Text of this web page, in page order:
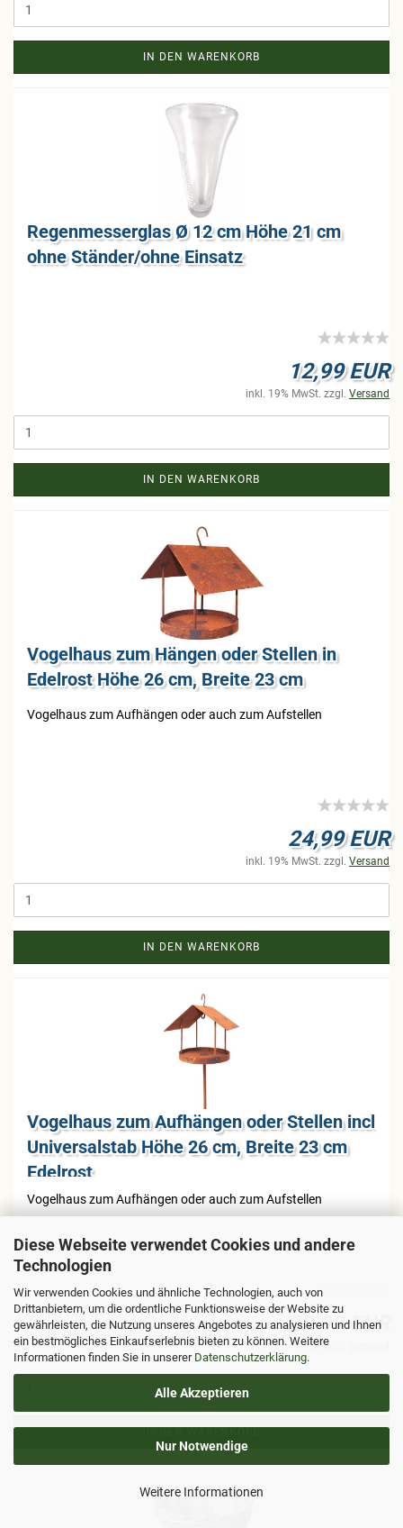
Diese Webseite verwendet Cookies und andere
Technologien
Wir verwenden Cookies und ähnliche Technologien, auch von
Drittanbietern, um die ordentliche Funktionsweise der Website zu
gewährleisten, die Nutzung unseres Angebotes zu analysieren und Ihnen
ein bestmögliches Einkaufserlebnis bieten zu können. Weitere
Informationen finden Sie in unserer Datenschutzerklärung.
Alle Akzeptieren
Nur Notwendige
Weitere Informationen
IN DEN WARENKORB
Re­gen­mess­er­glas Ø 12 cm Höhe 21 cm
ohne Stän­der/ohne Ein­satz
12,99 EUR
inkl. 19% MwSt. zzgl. Versand
IN DEN WARENKORB
Vo­gel­haus zum Hän­gen oder Stel­len in
Edel­rost Höhe 26 cm, Brei­te 23 cm
Vo­gel­haus zum Auf­hän­gen oder auch zum Auf­stel­len
24,99 EUR
inkl. 19% MwSt. zzgl. Versand
IN DEN WARENKORB
Vo­gel­haus zum Auf­hän­gen oder Stel­len incl
Uni­ver­sal­stab Höhe 26 cm, Brei­te 23 cm
Edel­rost
Vo­gel­haus zum Auf­hän­gen oder auch zum Auf­stel­len
29,99 EUR
inkl. 19% MwSt. zzgl.